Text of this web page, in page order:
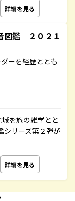
詳細を見る
図鑑 ２０２１
ーを経歴ととも
を旅の雑学とと
シリーズ第２弾が
詳細を見る